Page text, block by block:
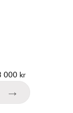
000 kr